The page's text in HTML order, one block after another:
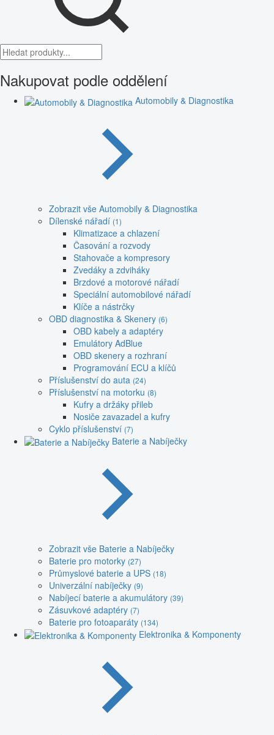
Nakupovat podle oddělení
Automobily & Diagnostika
Zobrazit vše Automobily & Diagnostika
Dílenské nářadí (1)
Klimatizace a chlazení
Časování a rozvody
Stahovače a kompresory
Zvedáky a zdviháky
Brzdové a motorové nářadí
Speciální automobilové nářadí
Klíče a nástrčky
OBD diagnostika & Skenery (6)
OBD kabely a adaptéry
Emulátory AdBlue
OBD skenery a rozhraní
Programování ECU a klíčů
Příslušenství do auta (24)
Příslušenství na motorku (8)
Kufry a držáky přileb
Nosiče zavazadel a kufry
Cyklo příslušenství (7)
Baterie a Nabíječky
Zobrazit vše Baterie a Nabíječky
Baterie pro motorky (27)
Průmyslové baterie a UPS (18)
Univerzální nabíječky (9)
Nabíjecí baterie a akumulátory (39)
Zásuvkové adaptéry (7)
Baterie pro fotoaparáty (134)
Elektronika & Komponenty